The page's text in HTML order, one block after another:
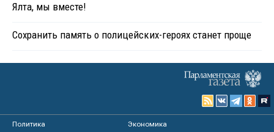
Ялта, мы вместе!
Сохранить память о полицейских-героях станет проще
Политика
Экономика